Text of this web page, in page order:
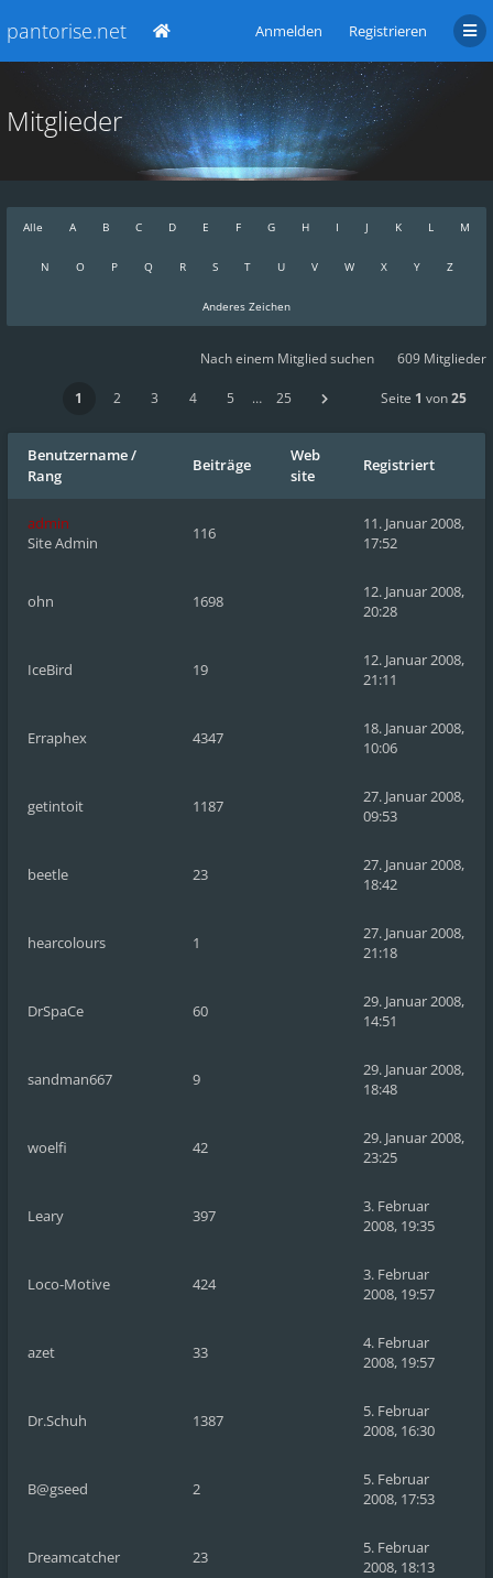
pantorise.net Anmelden Registrieren
Mitglieder
Alle A B C D E F G H I J K L M
N O P Q R S T U V W X Y Z
Anderes Zeichen
Nach einem Mitglied suchen 609 Mitglieder
1 2 3 4 5 … 25 Seite 1 von25
Benutzername/
Rang
Beiträge
Web
site
Registriert
admin
Site Admin
116
11. Januar 2008,
17:52
ohn 1698
12. Januar 2008,
20:28
IceBird 19
12. Januar 2008,
21:11
Erraphex 4347
18. Januar 2008,
10:06
getintoit 1187
27. Januar 2008,
09:53
beetle 23
27. Januar 2008,
18:42
hearcolours 1
27. Januar 2008,
21:18
DrSpaCe 60
29. Januar 2008,
14:51
sandman667 9
29. Januar 2008,
18:48
woelfi 42
29. Januar 2008,
23:25
Leary 397
3. Februar
2008, 19:35
Loco-Motive 424
3. Februar
2008, 19:57
azet 33
4. Februar
2008, 19:57
Dr.Schuh 1387
5. Februar
2008, 16:30
B@gseed 2
5. Februar
2008, 17:53
Dreamcatcher 23
5. Februar
2008, 18:13